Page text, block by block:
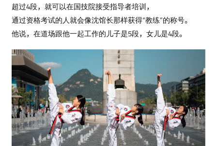
超过4段，就可以在国技院接受指导者培训，
通过资格考试的人就会像沈馆长那样获得“教练”的称号。
他说，在道场跟他一起工作的儿子是5段，女儿是4段。